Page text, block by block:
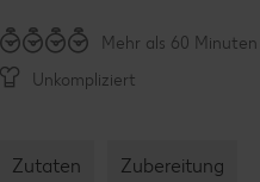
Mehr als 60 Minuten
Unkompliziert
Zutaten Zubereitung